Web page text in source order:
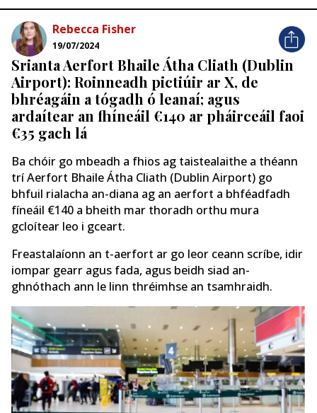
Rebecca Fisher
19/07/2024
Srianta Aerfort Bhaile Átha Cliath (Dublin
Airport): Roinneadh pictiúir ar X, de
bhréagáin a tógadh ó leanaí; agus
ardaítear an fhíneáil €140 ar pháirceáil faoi
€35 gach lá
Ba chóir go mbeadh a fhios ag taistealaithe a théann
trí Aerfort Bhaile Átha Cliath (Dublin Airport) go
bhfuil rialacha an-diana ag an aerfort a bhféadfadh
fíneáil €140 a bheith mar thoradh orthu mura
gcloítear leo i gceart.
Freastalaíonn an t-aerfort ar go leor ceann scríbe, idir
iompar gearr agus fada, agus beidh siad an-
ghnóthach ann le linn thréimhse an tsamhraidh.